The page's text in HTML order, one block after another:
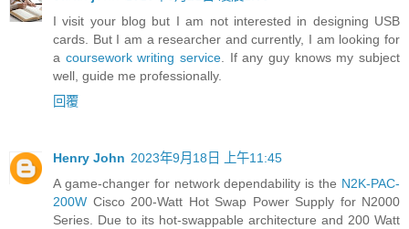
I visit your blog but I am not interested in designing USB
cards. But I am a researcher and currently, I am looking for
a coursework writing service . If any guy knows my subject
well, guide me professionally.
回覆
Henry John 2023年9月18日 上午11:45
A game-changer for network dependability is the N2K-PAC-
200W Cisco 200-Watt Hot Swap Power Supply for N2000
Series. Due to its hot-swappable architecture and 200 Watt